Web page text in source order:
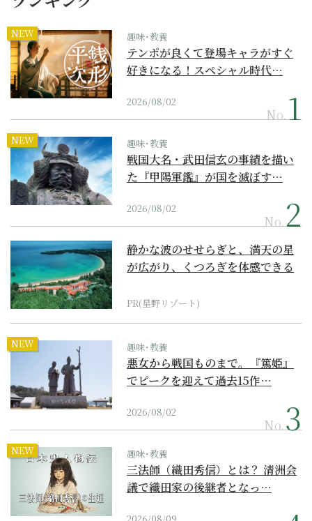
NEW 趣味･教養
テンポが良くて登場キャラがすぐ
好きになる！スペシャル時代…
2026/08/02
No.
NEW 趣味･教養
戦国大名・武田信玄の事績を描い
た『甲陽軍鑑』が国を滅ぼす…
2026/08/02
No.
静かな波のせせらぎと、満天の星
が広がり、くつろぎを体感できる
PR(星野リゾート)
NEW 趣味･教養
悪女から戦国ものまで。『篤姫』
でピークを迎えて過去15作…
2026/08/02
No.
NEW 趣味･教養
三法師（織田秀信）とは？ 清洲会
議で織田家の後継者となっ…